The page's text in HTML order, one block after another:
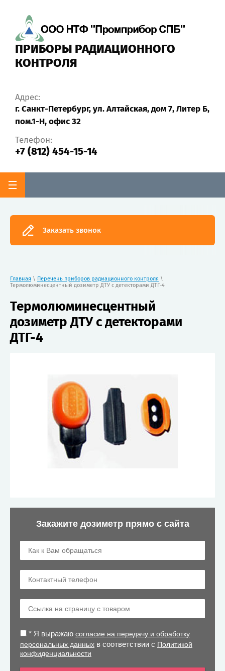
ПРИБОРЫ РАДИАЦИОННОГО
КОНТРОЛЯ
Адрес:
г. Санкт-Петербург, ул. Алтайская, дом 7, Литер Б,
пом.1-Н, офис 32
Телефон:
+7 (812) 454-15-14
Заказать звонок
Главная \ Перечень приборов радиационного контроля \
Термолюминесцентный дозиметр ДТУ с детекторами ДТГ-4
Термолюминесцентный
дозиметр ДТУ с детекторами
ДТГ-4
Закажите дозиметр прямо с сайта
* Я выражаю согласие на передачу и обработку
персональных данных в соответствии с Политикой
конфиденциальности